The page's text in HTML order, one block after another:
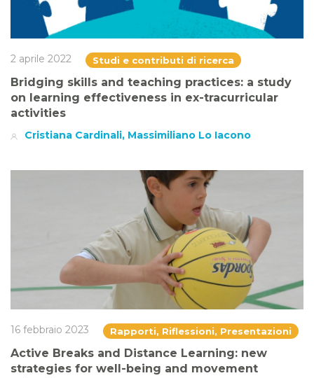
2 aprile 2022 Studi e contributi di ricerca
Bridging skills and teaching practices: a study
on learning effectiveness in ex-tracurricular
activities
Cristiana Cardinali, Massimiliano Lo Iacono
16 febbraio 2023 Rapporti, Riflessioni, Presentazioni
Active Breaks and Distance Learning: new
strategies for well-being and movement